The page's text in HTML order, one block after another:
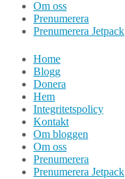
Om oss
Prenumerera
Prenumerera Jetpack
Home
Blogg
Donera
Hem
Integritetspolicy
Kontakt
Om bloggen
Om oss
Prenumerera
Prenumerera Jetpack